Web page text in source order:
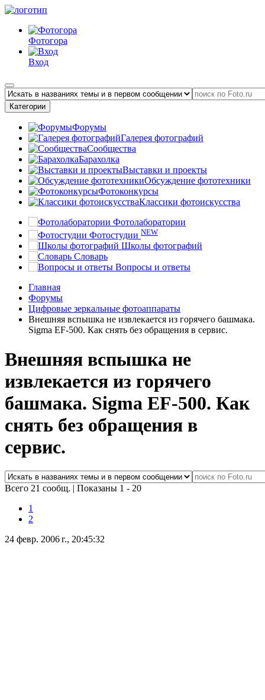
Фотогора
Вход
Категории
Форумы
Галерея фотографий
Сообщества
Барахолка
Выставки и проекты
Обсуждение фототехники
Фотоконкурсы
Классики фотоискусства
Фотолаборатории
Фотостудии NEW
Школы фотографий
Словарь
Вопросы и ответы
Главная
Форумы
Цифровые зеркальные фотоаппараты
Внешняя вспышка не извлекается из горячего башмака.
Sigma EF-500. Как снять без обращения в сервис.
Внешняя вспышка не
извлекается из горячего
башмака. Sigma EF-500. Как
снять без обращения в
сервис.
Всего 21 сообщ. | Показаны 1 - 20
1
2
24 февр. 2006 г., 20:45:32